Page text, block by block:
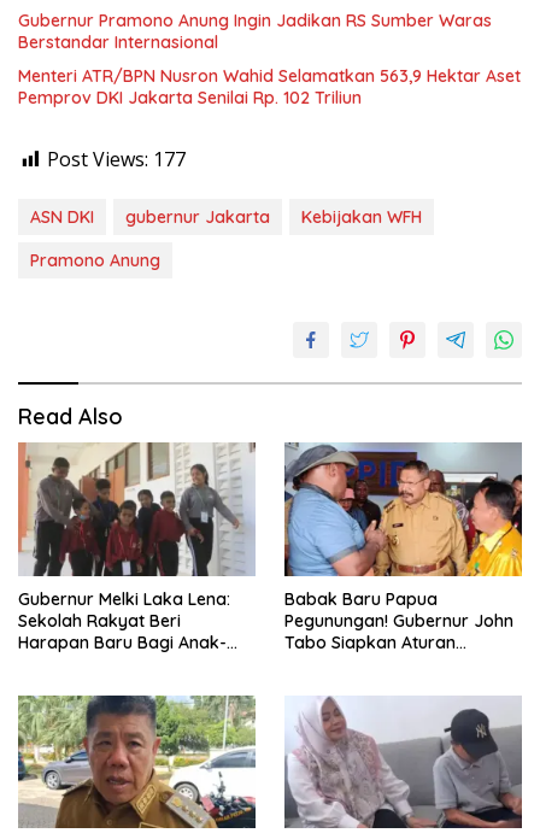
Gubernur Pramono Anung Ingin Jadikan RS Sumber Waras
Berstandar Internasional
Menteri ATR/BPN Nusron Wahid Selamatkan 563,9 Hektar Aset
Pemprov DKI Jakarta Senilai Rp. 102 Triliun
Post Views: 177
ASN DKI gubernur Jakarta
Kebijakan WFH
Pramono Anung
Read Also
Gubernur Melki Laka Lena:
Sekolah Rakyat Beri
Harapan Baru Bagi Anak-
Babak Baru Papua
Pegunungan! Gubernur John
Tabo Siapkan Aturan